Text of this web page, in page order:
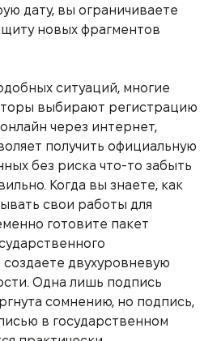
дату, вы ограничиваете
новых фрагментов
ситуаций, многие
выбирают регистрацию
через интернет,
получить официальную
без риска что-то забыть
Когда вы знаете, как
свои работы для
готовите пакет
двухуровневую
Одна лишь подпись
сомнению, но подпись,
в государственном